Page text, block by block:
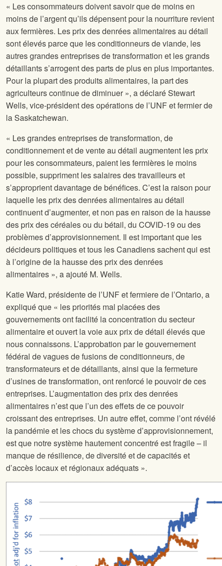
« Les consommateurs doivent savoir que de moins en
moins de l’argent qu’ils dépensent pour la nourriture revient
aux fermières. Les prix des denrées alimentaires au détail
sont élevés parce que les conditionneurs de viande, les
autres grandes entreprises de transformation et les grands
détaillants s’arrogent des parts de plus en plus importantes.
Pour la plupart des produits alimentaires, la part des
agriculteurs continue de diminuer », a déclaré Stewart
Wells, vice-président des opérations de l’UNF et fermier de
la Saskatchewan.
« Les grandes entreprises de transformation, de
conditionnement et de vente au détail augmentent les prix
pour les consommateurs, paient les fermières le moins
possible, suppriment les salaires des travailleurs et
s’approprient davantage de bénéfices. C’est la raison pour
laquelle les prix des denrées alimentaires au détail
continuent d’augmenter, et non pas en raison de la hausse
des prix des céréales ou du bétail, du COVID-19 ou des
problèmes d’approvisionnement. Il est important que les
décideurs politiques et tous les Canadiens sachent qui est
à l’origine de la hausse des prix des denrées
alimentaires », a ajouté M. Wells.
Katie Ward, présidente de l’UNF et fermiere de l’Ontario, a
expliqué que « les priorités mal placées des
gouvernements ont facilité la concentration du secteur
alimentaire et ouvert la voie aux prix de détail élevés que
nous connaissons. L’approbation par le gouvernement
fédéral de vagues de fusions de conditionneurs, de
transformateurs et de détaillants, ainsi que la fermeture
d’usines de transformation, ont renforcé le pouvoir de ces
entreprises. L’augmentation des prix des denrées
alimentaires n’est que l’un des effets de ce pouvoir
croissant des entreprises. Un autre effet, comme l’ont révélé
la pandémie et les chocs du système d’approvisionnement,
est que notre système hautement concentré est fragile – il
manque de résilience, de diversité et de capacités et
d’accès locaux et régionaux adéquats ».